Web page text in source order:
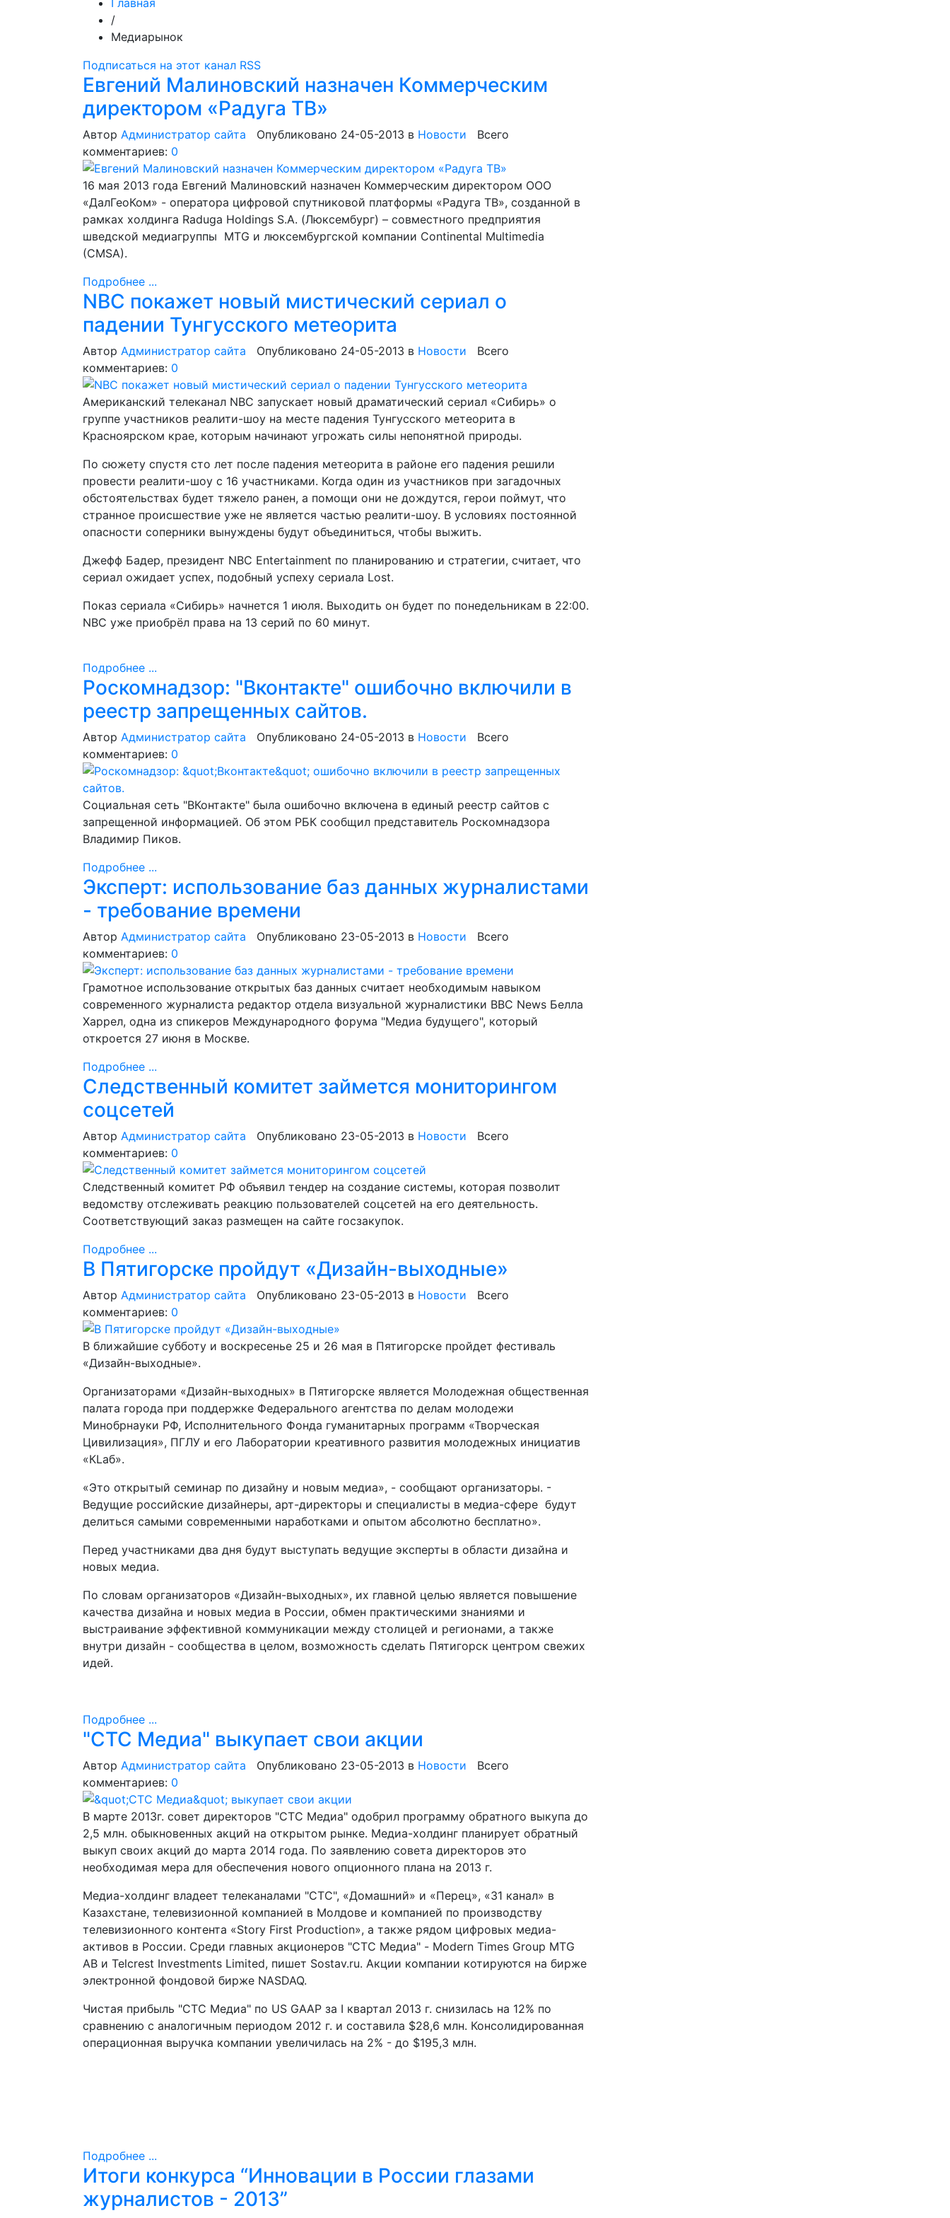
Главная
/
Медиарынок
Подписаться на этот канал RSS
Евгений Малиновский назначен Коммерческим
директором «Радуга ТВ»
Автор Администратор сайта Опубликовано 24-05-2013 в Новости Всего
комментариев: 0
16 мая 2013 года Евгений Малиновский назначен Коммерческим директором ООО
«ДалГеоКом» - оператора цифровой спутниковой платформы «Радуга ТВ», созданной в
рамках холдинга Raduga Holdings S.A. (Люксембург) – совместного предприятия
шведской медиагруппы MTG и люксембургской компании Continental Multimedia
(CMSA).
Подробнее ...
NBC покажет новый мистический сериал о
падении Тунгусского метеорита
Автор Администратор сайта Опубликовано 24-05-2013 в Новости Всего
комментариев: 0
Американский телеканал NBC запускает новый драматический сериал «Сибирь» о
группе участников реалити-шоу на месте падения Тунгусского метеорита в
Красноярском крае, которым начинают угрожать силы непонятной природы.
По сюжету спустя сто лет после падения метеорита в районе его падения решили
провести реалити-шоу с 16 участниками. Когда один из участников при загадочных
обстоятельствах будет тяжело ранен, а помощи они не дождутся, герои поймут, что
странное происшествие уже не является частью реалити-шоу. В условиях постоянной
опасности соперники вынуждены будут объединиться, чтобы выжить.
Джефф Бадер, президент NBC Entertainment по планированию и стратегии, считает, что
сериал ожидает успех, подобный успеху сериала Lost.
Показ сериала «Сибирь» начнется 1 июля. Выходить он будет по понедельникам в 22:00.
NBC уже приобрёл права на 13 серий по 60 минут.
Подробнее ...
Роскомнадзор: "Вконтакте" ошибочно включили в
реестр запрещенных сайтов.
Автор Администратор сайта Опубликовано 24-05-2013 в Новости Всего
комментариев: 0
Социальная сеть "ВКонтакте" была ошибочно включена в единый реестр сайтов с
запрещенной информацией. Об этом РБК сообщил представитель Роскомнадзора
Владимир Пиков.
Подробнее ...
Эксперт: использование баз данных журналистами
- требование времени
Автор Администратор сайта Опубликовано 23-05-2013 в Новости Всего
комментариев: 0
Грамотное использование открытых баз данных считает необходимым навыком
современного журналиста редактор отдела визуальной журналистики BBC News Белла
Харрел, одна из спикеров Международного форума "Медиа будущего", который
откроется 27 июня в Москве.
Подробнее ...
Следственный комитет займется мониторингом
соцсетей
Автор Администратор сайта Опубликовано 23-05-2013 в Новости Всего
комментариев: 0
Следственный комитет РФ объявил тендер на создание системы, которая позволит
ведомству отслеживать реакцию пользователей соцсетей на его деятельность.
Соответствующий заказ размещен на сайте госзакупок.
Подробнее ...
В Пятигорске пройдут «Дизайн-выходные»
Автор Администратор сайта Опубликовано 23-05-2013 в Новости Всего
комментариев: 0
В ближайшие субботу и воскресенье 25 и 26 мая в Пятигорске пройдет фестиваль
«Дизайн-выходные».
Организаторами «Дизайн-выходных» в Пятигорске является Молодежная общественная
палата города при поддержке Федерального агентства по делам молодежи
Минобрнауки РФ, Исполнительного Фонда гуманитарных программ «Творческая
Цивилизация», ПГЛУ и его Лаборатории креативного развития молодежных инициатив
«КLаб».
«Это открытый семинар по дизайну и новым медиа», - сообщают организаторы. -
Ведущие российские дизайнеры, арт-директоры и специалисты в медиа-сфере будут
делиться самыми современными наработками и опытом абсолютно бесплатно».
Перед участниками два дня будут выступать ведущие эксперты в области дизайна и
новых медиа.
По словам организаторов «Дизайн-выходных», их главной целью является повышение
качества дизайна и новых медиа в России, обмен практическими знаниями и
выстраивание эффективной коммуникации между столицей и регионами, а также
внутри дизайн - сообщества в целом, возможность сделать Пятигорск центром свежих
идей.
Подробнее ...
"СТС Медиа" выкупает свои акции
Автор Администратор сайта Опубликовано 23-05-2013 в Новости Всего
комментариев: 0
В марте 2013г. совет директоров "CTC Медиа" одобрил программу обратного выкупа до
2,5 млн. обыкновенных акций на открытом рынке. Медиа-холдинг планирует обратный
выкуп своих акций до марта 2014 года. По заявлению совета директоров это
необходимая мера для обеспечения нового опционного плана на 2013 г.
Медиа-холдинг владеет телеканалами "СТС", «Домашний» и «Перец», «31 канал» в
Казахстане, телевизионной компанией в Молдове и компанией по производству
телевизионного контента «Story First Production», а также рядом цифровых медиа-
активов в России. Среди главных акционеров "СТС Медиа" - Modern Times Group MTG
AB и Telcrest Investments Limited, пишет Sostav.ru. Акции компании котируются на бирже
электронной фондовой бирже NASDAQ.
Чистая прибыль "СТС Медиа" по US GAAP за I квартал 2013 г. снизилась на 12% по
сравнению с аналогичным периодом 2012 г. и составила $28,6 млн. Консолидированная
операционная выручка компании увеличилась на 2% - до $195,3 млн.
Подробнее ...
Итоги конкурса “Инновации в России глазами
журналистов - 2013”